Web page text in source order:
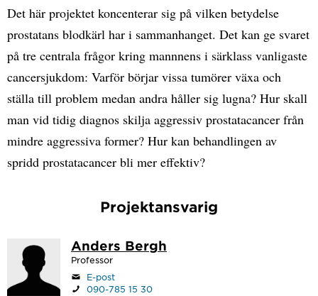
Det här projektet koncenterar sig på vilken betydelse
prostatans blodkärl har i sammanhanget. Det kan ge svaret
på tre centrala frågor kring mannnens i särklass vanligaste
cancersjukdom: Varför börjar vissa tumörer växa och
ställa till problem medan andra håller sig lugna? Hur skall
man vid tidig diagnos skilja aggressiv prostatacancer från
mindre aggressiva former? Hur kan behandlingen av
spridd prostatacancer bli mer effektiv?
Projektansvarig
Anders Bergh
Professor
E-post
090-785 15 30